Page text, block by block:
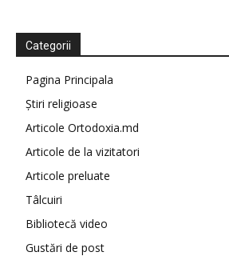
Categorii
Pagina Principala
Știri religioase
Articole Ortodoxia.md
Articole de la vizitatori
Articole preluate
Tâlcuiri
Bibliotecă video
Gustări de post